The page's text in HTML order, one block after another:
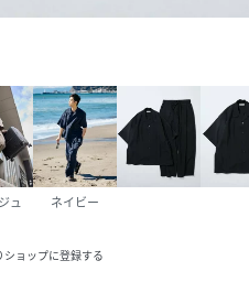
ュ ネイビー
ショップに登録する